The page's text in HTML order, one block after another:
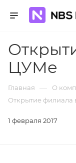
ЦУМе
Главная — О
Открытие
1 февраля 2017